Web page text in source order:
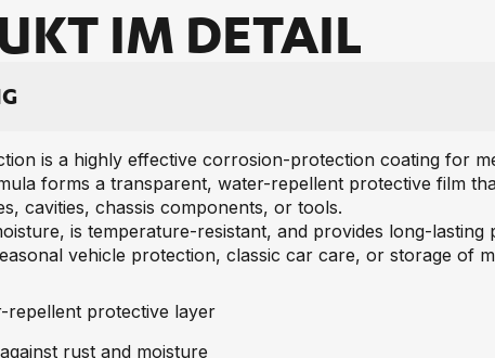
IM DE­TAIL
is a highly effective corrosion-protection coating for
forms a transparent, water-repellent protective film
cavities, chassis components, or tools.
is temperature-resistant, and provides long-lasting
vehicle protection, classic car care, or storage of
repellent protective layer
rust and moisture